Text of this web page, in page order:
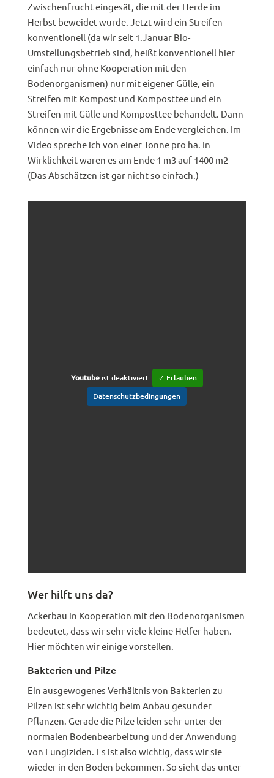
Zwischenfrucht eingesät, die mit der Herde im
Herbst beweidet wurde. Jetzt wird ein Streifen
konventionell (da wir seit 1.Januar Bio-
Umstellungsbetrieb sind, heißt konventionell hier
einfach nur ohne Kooperation mit den
Bodenorganismen) nur mit eigener Gülle, ein
Streifen mit Kompost und Komposttee und ein
Streifen mit Gülle und Komposttee behandelt. Dann
können wir die Ergebnisse am Ende vergleichen. Im
Video spreche ich von einer Tonne pro ha. In
Wirklichkeit waren es am Ende 1 m3 auf 1400 m2
(Das Abschätzen ist gar nicht so einfach.)
Youtubeist deaktiviert.
✓ Erlauben
Datenschutzbedingungen
Wer hilft uns da?
Ackerbau in Kooperation mit den Bodenorganismen
bedeutet, dass wir sehr viele kleine Helfer haben.
Hier möchten wir einige vorstellen.
Bakterien und Pilze
Ein ausgewogenes Verhältnis von Bakterien zu
Pilzen ist sehr wichtig beim Anbau gesunder
Pflanzen. Gerade die Pilze leiden sehr unter der
normalen Bodenbearbeitung und der Anwendung
von Fungiziden. Es ist also wichtig, dass wir sie
wieder in den Boden bekommen. So sieht das unter